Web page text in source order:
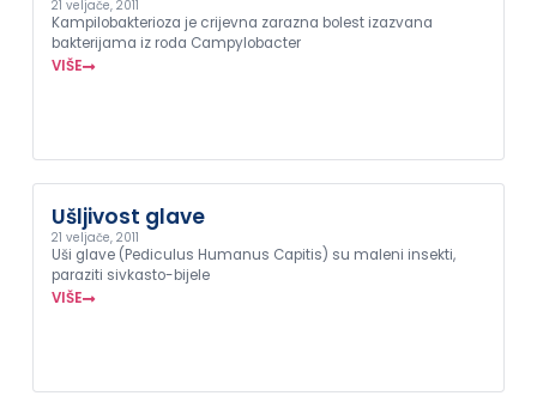
21 veljače, 2011
Kampilobakterioza je crijevna zarazna bolest izazvana
bakterijama iz roda Campylobacter
VIŠE
Ušljivost glave
21 veljače, 2011
Uši glave (Pediculus Humanus Capitis) su maleni insekti,
paraziti sivkasto-bijele
VIŠE